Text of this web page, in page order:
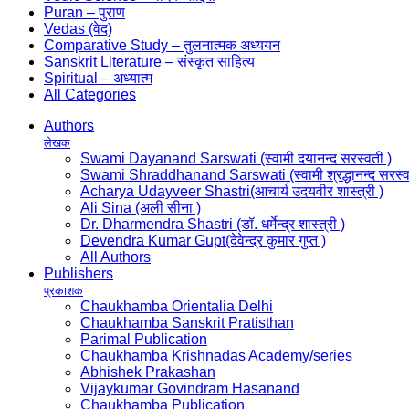
Puran – पुराण
Vedas (वेद)
Comparative Study – तुलनात्मक अध्ययन
Sanskrit Literature – संस्कृत साहित्य
Spiritual – अध्यात्म
All Categories
Authors
लेखक
Swami Dayanand Sarswati (स्वामी दयानन्द सरस्वती )
Swami Shraddhanand Sarswati (स्वामी श्रद्धानन्द
Acharya Udayveer Shastri(आचार्य उदयवीर शास्त्री )
Ali Sina (अली सीना )
Dr. Dharmendra Shastri (डॉ. धर्मेन्द्र शास्त्री )
Devendra Kumar Gupt(देवेन्द्र कुमार गुप्त )
All Authors
Publishers
प्रकाशक
Chaukhamba Orientalia Delhi
Chaukhamba Sanskrit Pratisthan
Parimal Publication
Chaukhamba Krishnadas Academy/series
Abhishek Prakashan
Vijaykumar Govindram Hasanand
Chaukhamba Publication